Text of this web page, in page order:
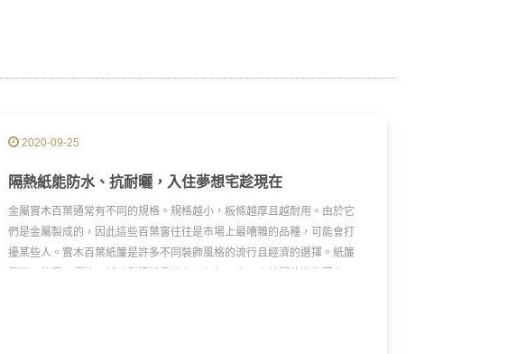
2020-09-25
隔熱紙能防水、抗耐曬，入住夢想宅趁現在
金屬實木百葉通常有不同的規格。規格越小，板條越厚且越耐用。由於它
們是金屬製成的，因此這些百葉窗往往是市場上最嘈雜的品種，可能會打
擾某些人。實木百葉紙簾是許多不同裝飾風格的流行且經濟的選擇。紙簾